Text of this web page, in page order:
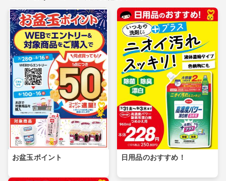
お盆玉ポイント 日用品のおすすめ！